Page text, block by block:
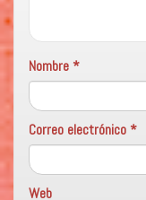
Nombre *
Correo electrónico *
Web